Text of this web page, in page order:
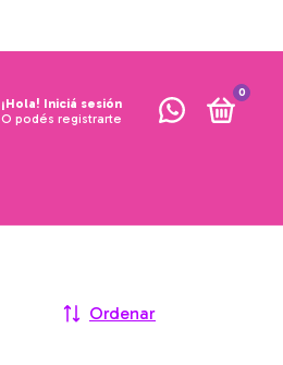
¡Hola! Iniciá sesión
O podés registrarte
0
Ordenar